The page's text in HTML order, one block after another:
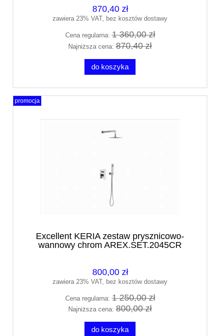
870,40 zł
zawiera 23% VAT, bez kosztów dostawy
Cena regularna:1 360,00 zł
Najniższa cena: 870,40 zł
do koszyka
Excellent KERIA zestaw prysznicowo-
wannowy chrom AREX.SET.2045CR
800,00 zł
zawiera 23% VAT, bez kosztów dostawy
Cena regularna:1 250,00 zł
Najniższa cena: 800,00 zł
do koszyka
promocja